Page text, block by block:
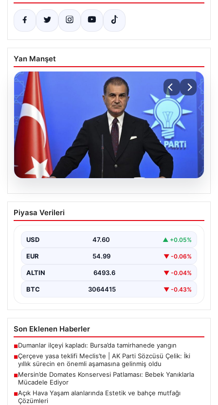
Yan Manşet
05.08.2026
Çerçeve yasa teklifi Meclis’te | AK Parti
Sözcüsü Çelik: İki yıllık sürecin en
Piyasa Verileri
USD 47.60 ▲ +0.05%
EUR 54.99 ▼ -0.06%
ALTIN 6493.6 ▼ -0.04%
BTC 3064415 ▼ -0.43%
Son Eklenen Haberler
■Dumanlar ilçeyi kapladı: Bursa’da tamirhanede yangın
■Çerçeve yasa teklifi Meclis’te | AK Parti Sözcüsü Çelik: İki
yıllık sürecin en önemli aşamasına gelinmiş oldu
■Mersin’de Domates Konservesi Patlaması: Bebek Yanıklarla
Mücadele Ediyor
■Açık Hava Yaşam alanlarında Estetik ve bahçe mutfağı
Çözümleri